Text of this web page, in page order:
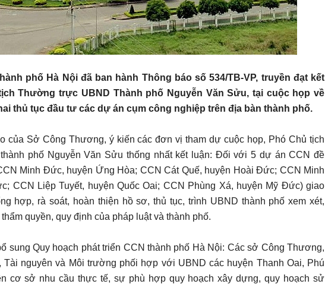
phố Hà Nội đã ban hành Thông báo số 534/TB-VP, truyền đạt kết
Thường trực UBND Thành phố Nguyễn Văn Sửu, tại cuộc họp về
thủ tục đầu tư các dự án cụm công nghiệp trên địa bàn thành phố.
của Sở Công Thương, ý kiến các đơn vị tham dự cuộc họp, Phó Chủ tịch
phố Nguyễn Văn Sửu thống nhất kết luận: Đối với 5 dự án CCN đề
Minh Đức, huyện Ứng Hòa; CCN Cát Quế, huyện Hoài Đức; CCN Minh
CCN Liệp Tuyết, huyện Quốc Oai; CCN Phùng Xá, huyện Mỹ Đức) giao
hợp, rà soát, hoàn thiện hồ sơ, thủ tục, trình UBND thành phố xem xét,
quyền, quy định của pháp luật và thành phố.
sung Quy hoạch phát triển CCN thành phố Hà Nội: Các sở Công Thương,
Tài nguyên và Môi trường phối hợp với UBND các huyện Thanh Oai, Phú
cơ sở nhu cầu thực tế, sự phù hợp quy hoạch xây dựng, quy hoạch sử